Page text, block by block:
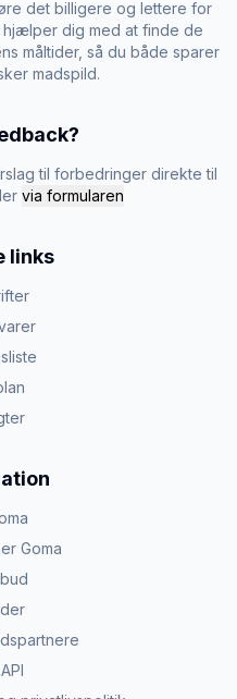
det billigere og lettere for
hjælper dig med at finde de
måltider, så du både sparer
madspild.
til forbedringer direkte til
via formularen
links
Goma